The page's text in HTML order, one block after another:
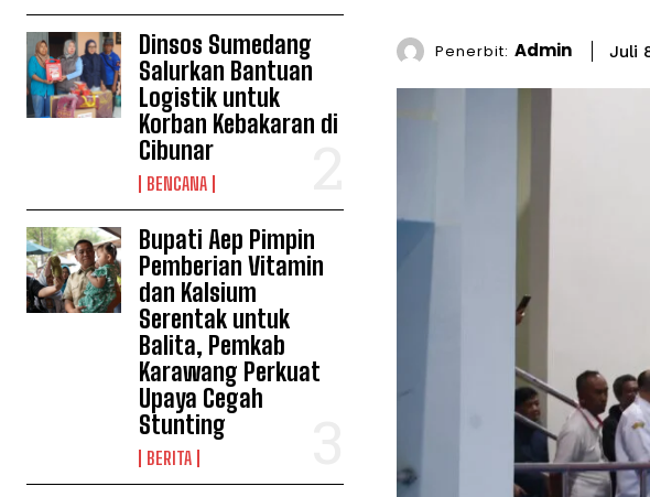
Dinsos Sumedang
Salurkan Bantuan
Logistik untuk
Korban Kebakaran di
Cibunar
BENCANA
Bupati Aep Pimpin
Pemberian Vitamin
dan Kalsium
Serentak untuk
Balita, Pemkab
Karawang Perkuat
Upaya Cegah
Stunting
BERITA
Penerbit: Admin Juli